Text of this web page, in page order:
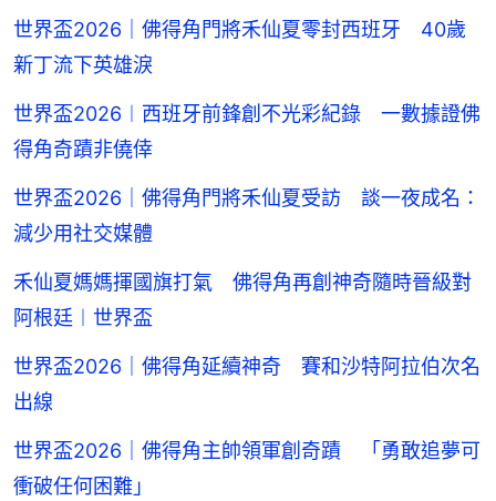
世界盃2026｜佛得角門將禾仙夏零封西班牙 40歲
新丁流下英雄淚
世界盃2026︱西班牙前鋒創不光彩紀錄 一數據證佛
得角奇蹟非僥倖
世界盃2026｜佛得角門將禾仙夏受訪 談一夜成名：
減少用社交媒體
禾仙夏媽媽揮國旗打氣 佛得角再創神奇隨時晉級對
阿根廷︱世界盃
世界盃2026｜佛得角延續神奇 賽和沙特阿拉伯次名
出線
世界盃2026｜佛得角主帥領軍創奇蹟 「勇敢追夢可
衝破任何困難」